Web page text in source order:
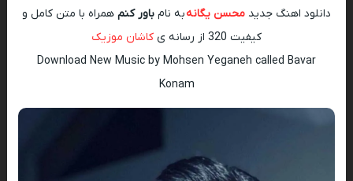
دانلود اهنگ جدید محسن یگانهبه نام باور کنم همراه با متن کامل و
کیفیت 320 از رسانه ی
کاشان موزیک
Download New Music by Mohsen Yeganeh called Bavar
Konam